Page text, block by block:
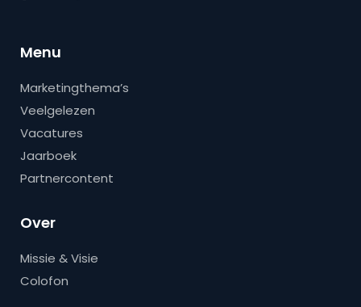
Menu
Marketingthema’s
Veelgelezen
Vacatures
Jaarboek
Partnercontent
Over
Missie & Visie
Colofon